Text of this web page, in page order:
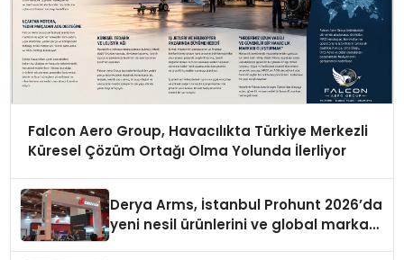
Falcon Aero Group, Havacılıkta Türkiye Merkezli
Küresel Çözüm Ortağı Olma Yolunda İlerliyor
Derya Arms, İstanbul Prohunt 2026’da
yeni nesil ürünlerini ve global marka